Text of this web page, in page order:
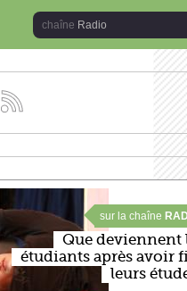
Radio
les
de
chaîne
sur la chaîne
Que deviennent
étudiants après avoir
leurs